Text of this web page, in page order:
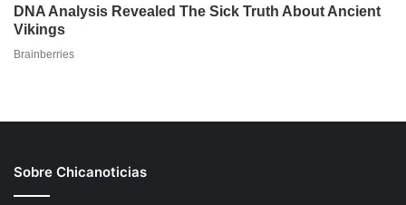
Sobre Chicanoticias